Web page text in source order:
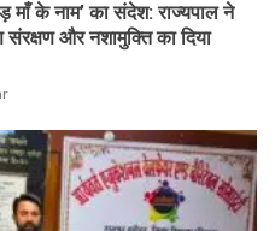
माँ के नाम’ का संदेश: राज्यपाल ने
संरक्षण और नशामुक्ति का दिया